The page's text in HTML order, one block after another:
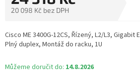
20 098 Kč bez DPH
cena:
Můžeme doručit do: 14.8.2026
Cisco ME 3400G-12CS, Řízený, L2/L3, Gigabit
Plný duplex, Montáž do racku, 1U